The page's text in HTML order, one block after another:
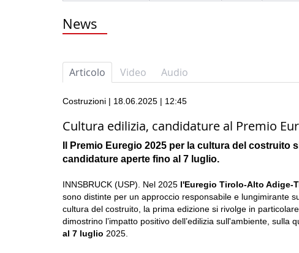
News
Articolo Video Audio
Costruzioni | 18.06.2025 | 12:45
Cultura edilizia, candidature al Premio
Il Premio Euregio 2025 per la cultura del
candidature aperte fino al 7 luglio.
INNSBRUCK (USP). Nel 2025 l'Euregio Tirolo-Alto Adige-
sono distinte per un approccio responsabile e lungimirante
cultura del costruito, la prima edizione si rivolge in
dimostrino l’impatto positivo dell’edilizia sull'ambiente, sulla
al 7 luglio 2025.